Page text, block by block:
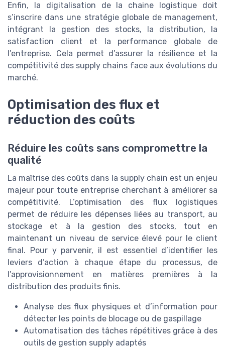
Enfin, la digitalisation de la chaine logistique doit
s’inscrire dans une stratégie globale de management,
intégrant la gestion des stocks, la distribution, la
satisfaction client et la performance globale de
l’entreprise. Cela permet d’assurer la résilience et la
compétitivité des supply chains face aux évolutions du
marché.
Optimisation des flux et
réduction des coûts
Réduire les coûts sans compromettre la
qualité
La maîtrise des coûts dans la supply chain est un enjeu
majeur pour toute entreprise cherchant à améliorer sa
compétitivité. L’optimisation des flux logistiques
permet de réduire les dépenses liées au transport, au
stockage et à la gestion des stocks, tout en
maintenant un niveau de service élevé pour le client
final. Pour y parvenir, il est essentiel d’identifier les
leviers d’action à chaque étape du processus, de
l’approvisionnement en matières premières à la
distribution des produits finis.
Analyse des flux physiques et d’information pour
détecter les points de blocage ou de gaspillage
Automatisation des tâches répétitives grâce à des
outils de gestion supply adaptés